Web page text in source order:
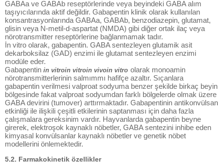
GABAa ve GABAb reseptörlerinde veya beyindeki GABA alım
taşıyıcılarında aktif değildir. Gabapentin klinik olarak kullanılan
konsantrasyonlarında GABAa, GABAb, benzodiazepin, glutamat,
glisin veya N-metil-d-aspartat (NMDA) gibi diğer ortak ilaç veya
nörotransmitter reseptörlerine bağlanmamak tadır.
İn vitro olarak, gabapentin. GABA sentezleyen glutamik asit
dekarboksilaz (GAD) enzimi ile glutamat sentezleyen enzimi
modüle eder.
Gabapentin in vitroin vitroin vivoin vitro olarak monoamin
nörotransmitterlerinin salmımmı hafifçe azaltır. Sıçanlara
gabapentin verilmesi valproat sodyuma benzer şekilde birkaç beyin
bölgesinde fakat valproat sodyumdan farklı bölgelerde olmak üzere
GABA devirini (tumover) arttırmaktadır. Gabapentinin antikonvülsan
etkinliği ile ilişkili çeşitli etkilerinin saptanması için daha fazla
çalışmalara gereksinim vardır. Hayvanlarda gabapentin beyne
girerek, elektroşok kaynaklı nöbetler, GABA sentezini inhibe eden
kimyasal konvülsanlar kaynaklı nöbetler ve genetik nöbet
modellerini önlemektedir.
5.2. Farmakokinetik özellikler